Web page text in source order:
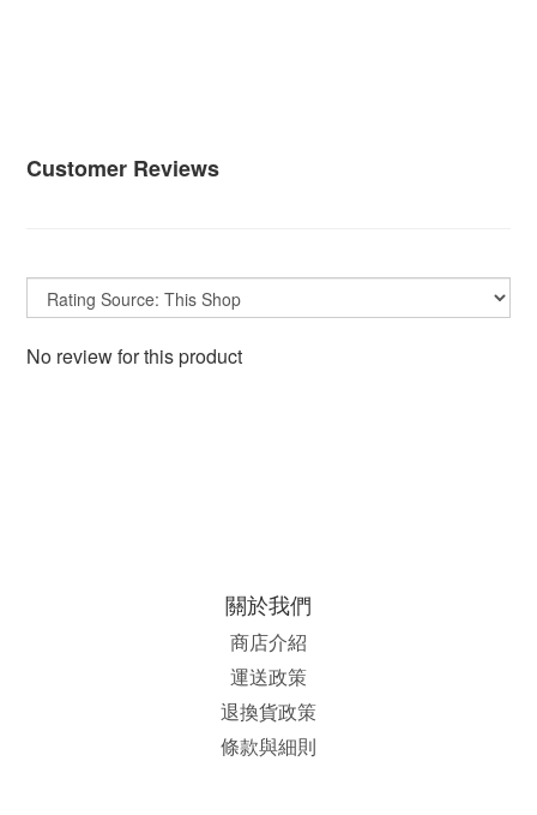
Customer Reviews
No review for this product
關於我們
商店介紹
運送政策
退換貨政策
條款與細則